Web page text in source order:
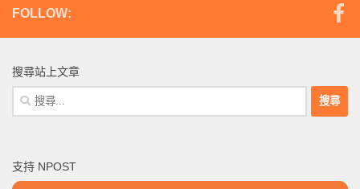
FOLLOW:
搜尋站上文章
搜
尋
字:
支持 NPOST